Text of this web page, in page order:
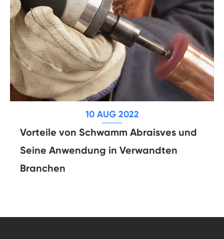
10 AUG 2022
Vorteile von Schwamm Abraisves und
Seine Anwendung in Verwandten
Branchen